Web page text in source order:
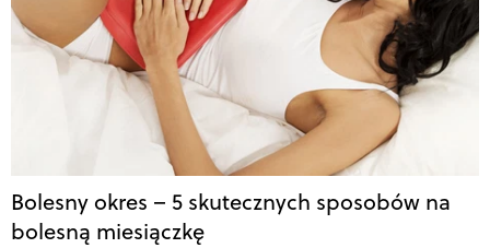
Bolesny okres – 5 skutecznych sposobów na
bolesną miesiączkę